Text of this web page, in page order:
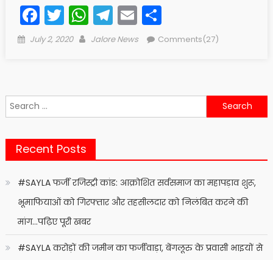
Facebook
Twitter
WhatsApp
Telegram
EmailShare
Posted
July 2, 2020 Author
Jalore News Comments(27)
Search
for:
Recent Posts
#SAYLA फर्जी रजिस्ट्री कांड: आक्रोशित सर्वसमाज का महापड़ाव शुरू,
भूमाफियाओं को गिरफ्तार और तहसीलदार को निलंबित करने की
मांग…पढ़िए पूरी खबर
#SAYLA करोड़ों की जमीन का फर्जीवाड़ा, बेंगलूरु के प्रवासी भाइयों से